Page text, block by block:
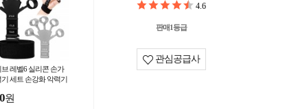
레벨6 실리콘 손가
기 세트 손강화 악력기
원
4.6
판매1등급
관심공급사